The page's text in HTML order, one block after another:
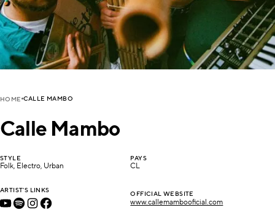
HOME CALLE MAMBO
Calle Mambo
STYLE
Folk, Electro, Urban
PAYS
CL
ARTIST'S LINKS
OFFICIAL WEBSITE
www.callemambooficial.com